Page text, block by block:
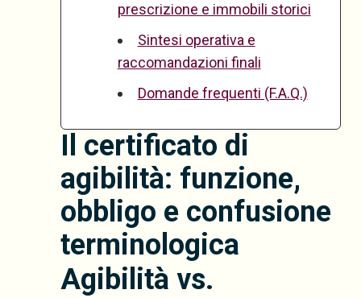
prescrizione e immobili storici
Sintesi operativa e
raccomandazioni finali
Domande frequenti (F.A.Q.)
Il certificato di
agibilità: funzione,
obbligo e confusione
terminologica
Agibilità vs.